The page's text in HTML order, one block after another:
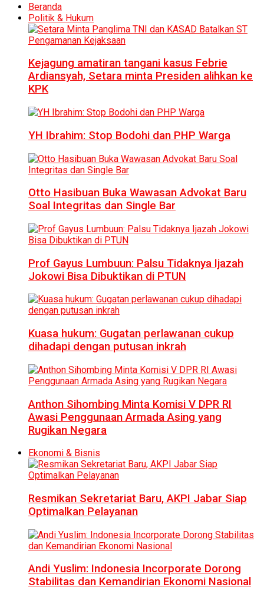
Beranda
Politik & Hukum
Kejagung amatiran tangani kasus Febrie
Ardiansyah, Setara minta Presiden alihkan ke
KPK
YH Ibrahim: Stop Bodohi dan PHP Warga
Otto Hasibuan Buka Wawasan Advokat Baru
Soal Integritas dan Single Bar
Prof Gayus Lumbuun: Palsu Tidaknya Ijazah
Jokowi Bisa Dibuktikan di PTUN
Kuasa hukum: Gugatan perlawanan cukup
dihadapi dengan putusan inkrah
Anthon Sihombing Minta Komisi V DPR RI
Awasi Penggunaan Armada Asing yang
Rugikan Negara
Ekonomi & Bisnis
Resmikan Sekretariat Baru, AKPI Jabar Siap
Optimalkan Pelayanan
Andi Yuslim: Indonesia Incorporate Dorong
Stabilitas dan Kemandirian Ekonomi Nasional